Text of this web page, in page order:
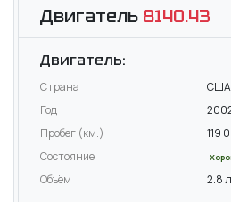
Двигатель 8140.43
Двигатель:
Страна
США
Год
Пробег (км.)
119
Состояние
Объём 2.8